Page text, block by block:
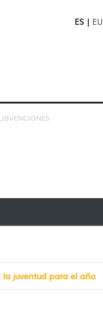
ES | EU
juventud para el año